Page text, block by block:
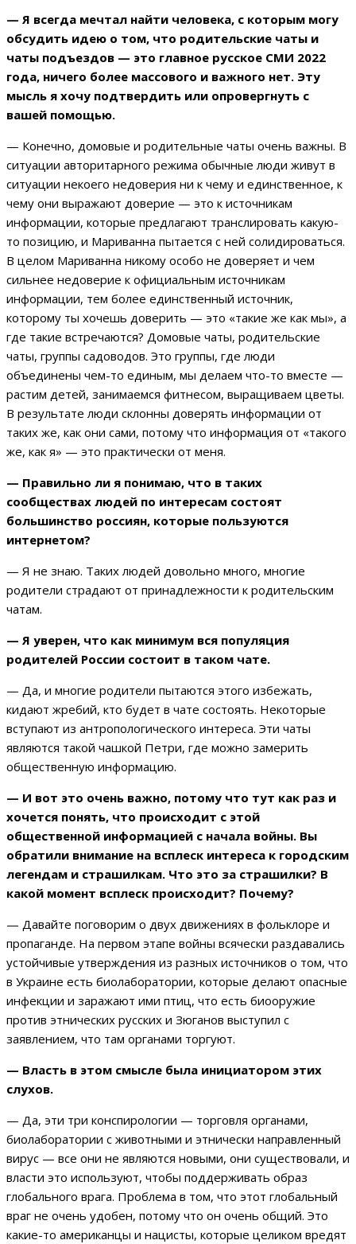
— Я всегда мечтал найти человека, с которым могу
обсудить идею о том, что родительские чаты и
чаты подъездов — это главное русское СМИ 2022
года, ничего более массового и важного нет. Эту
мысль я хочу подтвердить или опровергнуть с
вашей помощью.
— Конечно, домовые и родительные чаты очень важны. В
ситуации авторитарного режима обычные люди живут в
ситуации некоего недоверия ни к чему и единственное, к
чему они выражают доверие — это к источникам
информации, которые предлагают транслировать какую-
то позицию, и Мариванна пытается с ней солидироваться.
В целом Мариванна никому особо не доверяет и чем
сильнее недоверие к официальным источникам
информации, тем более единственный источник,
которому ты хочешь доверить — это «такие же как мы», а
где такие встречаются? Домовые чаты, родительские
чаты, группы садоводов. Это группы, где люди
объединены чем-то единым, мы делаем что-то вместе —
растим детей, занимаемся фитнесом, выращиваем цветы.
В результате люди склонны доверять информации от
таких же, как они сами, потому что информация от «такого
же, как я» — это практически от меня.
— Правильно ли я понимаю, что в таких
сообществах людей по интересам состоят
большинство россиян, которые пользуются
интернетом?
— Я не знаю. Таких людей довольно много, многие
родители страдают от принадлежности к родительским
чатам.
— Я уверен, что как минимум вся популяция
родителей России состоит в таком чате.
— Да, и многие родители пытаются этого избежать,
кидают жребий, кто будет в чате состоять. Некоторые
вступают из антропологического интереса. Эти чаты
являются такой чашкой Петри, где можно замерить
общественную информацию.
— И вот это очень важно, потому что тут как раз и
хочется понять, что происходит с этой
общественной информацией с начала войны. Вы
обратили внимание на всплеск интереса к городским
легендам и страшилкам. Что это за страшилки? В
какой момент всплеск происходит? Почему?
— Давайте поговорим о двух движениях в фольклоре и
пропаганде. На первом этапе войны всячески раздавались
устойчивые утверждения из разных источников о том, что
в Украине есть биолаборатории, которые делают опасные
инфекции и заражают ими птиц, что есть биооружие
против этнических русских и Зюганов выступил с
заявлением, что там органами торгуют.
— Власть в этом смысле была инициатором этих
слухов.
— Да, эти три конспирологии — торговля органами,
биолаборатории с животными и этнически направленный
вирус — все они не являются новыми, они существовали, и
власти это используют, чтобы поддерживать образ
глобального врага. Проблема в том, что этот глобальный
враг не очень удобен, потому что он очень общий. Это
какие-то американцы и нацисты, которые целиком вредят